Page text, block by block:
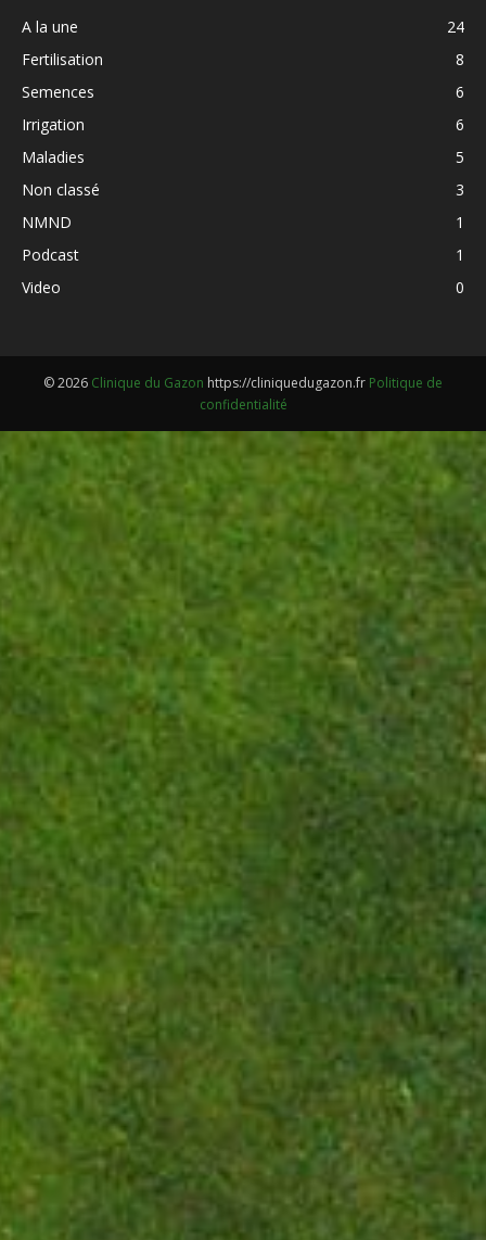
A la une
24
Fertilisation
8
Semences
6
Irrigation
6
Maladies
5
Non classé
3
NMND
1
Podcast
1
Video
0
© 2026 Clinique du Gazon https://cliniquedugazon.fr Politique de
confidentialité